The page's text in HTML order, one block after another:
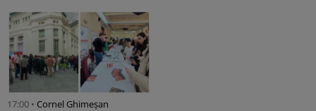
17:00 • Cornel Ghimeșan